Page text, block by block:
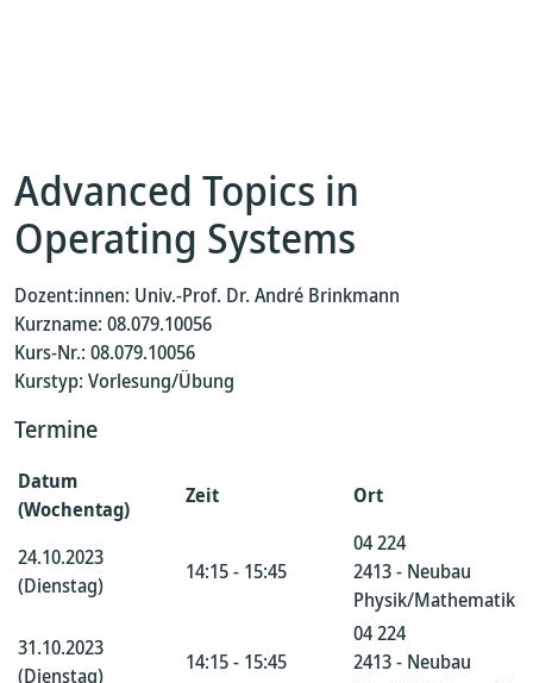
Advanced Topics in
Operating Systems
Dozent:innen: Univ.-Prof. Dr. André Brinkmann
Kurzname: 08.079.10056
Kurs-Nr.: 08.079.10056
Kurstyp: Vorlesung/Übung
Termine
Datum
(Wochentag)
Zeit Ort
24.10.2023
(Dienstag)
14:15 - 15:45
04 224
2413 - Neubau
Physik/Mathematik
31.10.2023
(Dienstag)
14:15 - 15:45
04 224
2413 - Neubau